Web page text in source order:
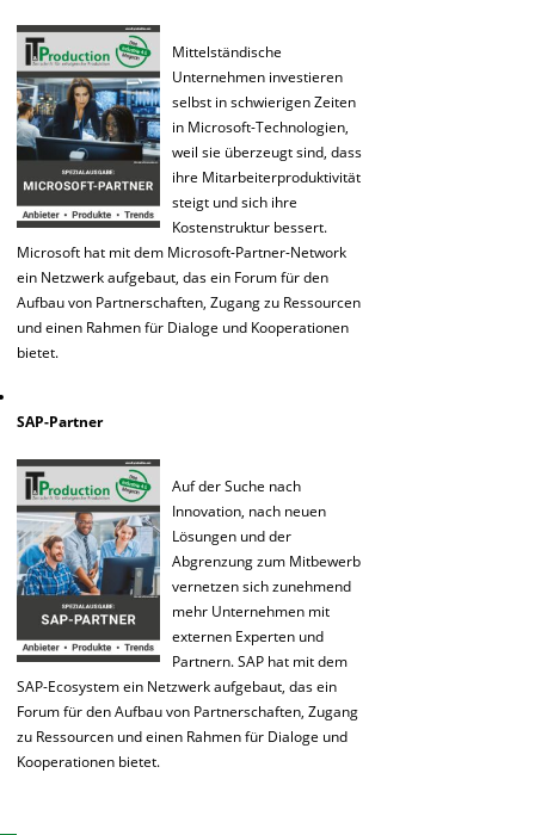
Mittelständische
Unternehmen investieren
selbst in schwierigen Zeiten
in Microsoft-Technologien,
weil sie überzeugt sind, dass
ihre Mitarbeiterproduktivität
steigt und sich ihre
Kostenstruktur bessert.
Microsoft hat mit dem Microsoft-Partner-Network
ein Netzwerk aufgebaut, das ein Forum für den
Aufbau von Partnerschaften, Zugang zu Ressourcen
und einen Rahmen für Dialoge und Kooperationen
bietet.
SAP-Partner
Auf der Suche nach
Innovation, nach neuen
Lösungen und der
Abgrenzung zum Mitbewerb
vernetzen sich zunehmend
mehr Unternehmen mit
externen Experten und
Partnern. SAP hat mit dem
SAP-Ecosystem ein Netzwerk aufgebaut, das ein
Forum für den Aufbau von Partnerschaften, Zugang
zu Ressourcen und einen Rahmen für Dialoge und
Kooperationen bietet.